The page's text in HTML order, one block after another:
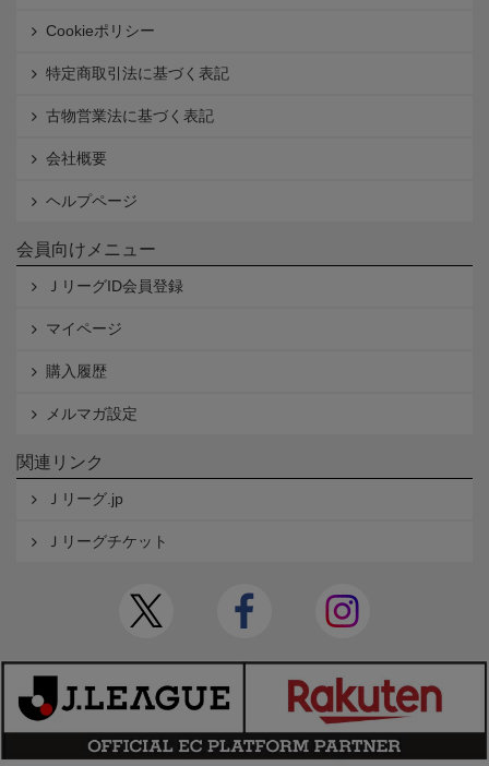
Cookieポリシー
特定商取引法に基づく表記
古物営業法に基づく表記
会社概要
ヘルプページ
会員向けメニュー
ＪリーグID会員登録
マイページ
購入履歴
メルマガ設定
関連リンク
Ｊリーグ.jp
Ｊリーグチケット